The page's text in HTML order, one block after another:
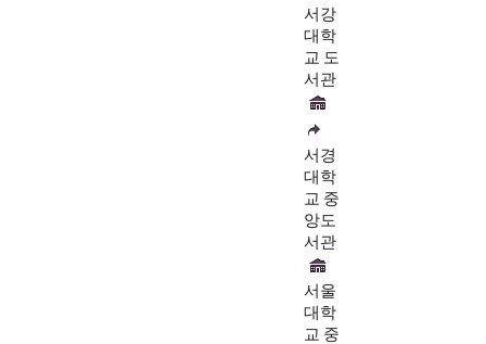
서강
대학
교 도
서관
서경
대학
교 중
앙도
서관
서울
대학
교 중